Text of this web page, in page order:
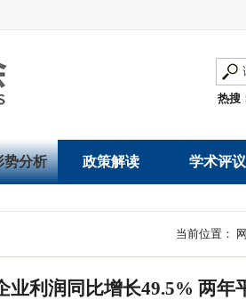
热搜
势分析
与调节
政策解读
规划文本
学术评议
优秀论文著
当前位置：
利润同比增长49.5% 两年